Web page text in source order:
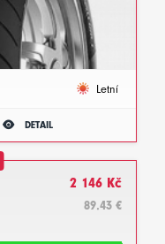
Letní
DETAIL
2 146 Kč
89.43 €